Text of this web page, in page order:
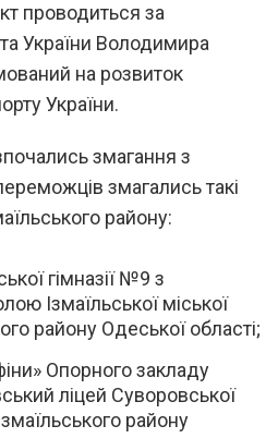
проводиться за
України Володимира
на розвиток
України.
змагання з
змагались такі
району:
гімназії №9 з
Ізмаїльської міської
району Одеської області;
Опорного закладу
ліцей Суворовської
району